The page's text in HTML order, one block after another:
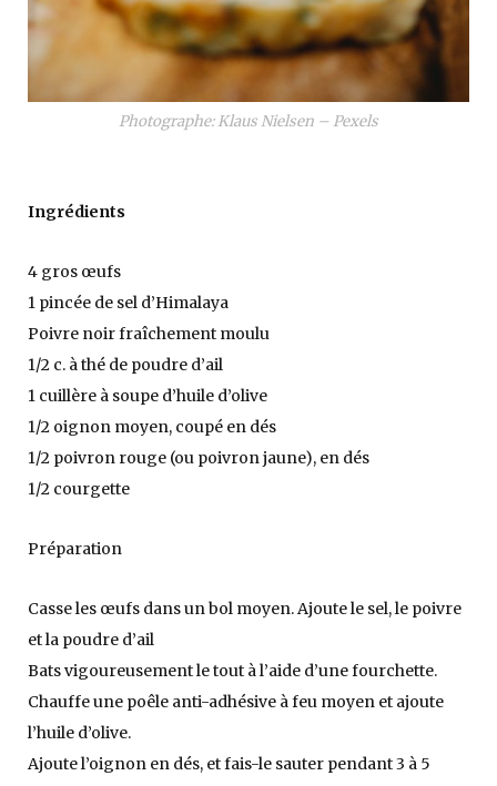
Photographe: Klaus Nielsen – Pexels
Ingrédients
4 gros œufs
1 pincée de sel d’Himalaya
Poivre noir fraîchement moulu
1/2 c. à thé de poudre d’ail
1 cuillère à soupe d’huile d’olive
1/2 oignon moyen, coupé en dés
1/2 poivron rouge (ou poivron jaune), en dés
1/2 courgette
Préparation
Casse les œufs dans un bol moyen. Ajoute le sel, le poivre
et la poudre d’ail
Bats vigoureusement le tout à l’aide d’une fourchette.
Chauffe une poêle anti-adhésive à feu moyen et ajoute
l’huile d’olive.
Ajoute l’oignon en dés, et fais-le sauter pendant 3 à 5